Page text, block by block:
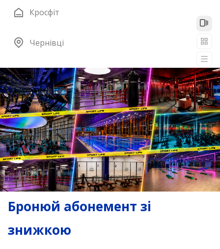
Кросфіт
Чернівці
Бронюй абонемент зі
знижкою